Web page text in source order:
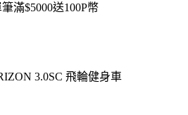
滿$5000送100P幣
3.0SC 飛輪健身車